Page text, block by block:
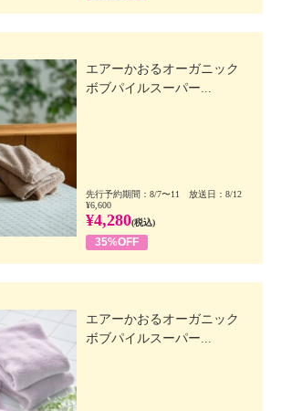
エアーかおるオーガニック
ボブパイルスーパー...
先行予約期間：8/7〜11 放送日：8/12
¥6,600
¥4,280(税込)
35%OFF
エアーかおるオーガニック
ボブパイルスーパー...